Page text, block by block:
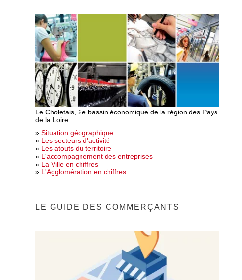
Le Choletais, 2e bassin économique de la région des Pays
de la Loire.
» Situation géographique
» Les secteurs d'activité
» Les atouts du territoire
» L'accompagnement des entreprises
» La Ville en chiffres
» L'Agglomération en chiffres
LE GUIDE DES COMMERÇANTS